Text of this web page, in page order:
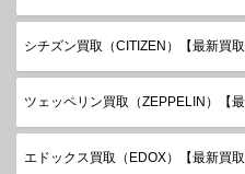
シチズン買取（CITIZEN）【最新買取
ツェッペリン買取（ZEPPELIN）【
エドックス買取（EDOX）【最新買取